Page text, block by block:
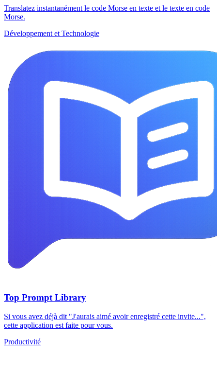
Translatez instantanément le code Morse en texte et le texte en code
Morse.
Développement et Technologie
Top Prompt Library
Si vous avez déjà dit "J'aurais aimé avoir enregistré cette invite...",
cette application est faite pour vous.
Productivité